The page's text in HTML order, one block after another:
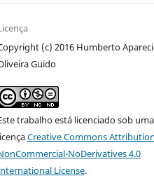
(c) 2016 Humberto
Guido
trabalho está licenciado sob uma
Creative Commons
NoDerivatives 4.0
License.